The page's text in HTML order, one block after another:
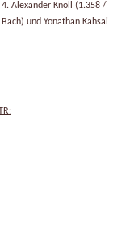
Alexander Knoll (1.358 /
und Yonathan Kahsai